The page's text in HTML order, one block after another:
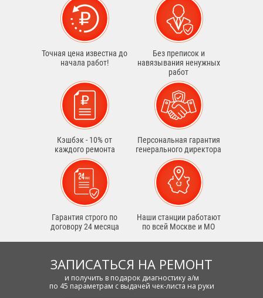
Точная цена известна до
начала работ!
Без преписок и
навязывания ненужных
работ
Кэшбэк - 10% от
каждого ремонта
Персональная гарантия
генерального директора
Гарантия строго по
договору 24 месяца
Наши станции работают
по всей Москве и МО
ЗАПИСАТЬСЯ НА РЕМОНТ
и получить в подарок диагностику а/м
по 45 параметрам с выдачей чек-листа на руки